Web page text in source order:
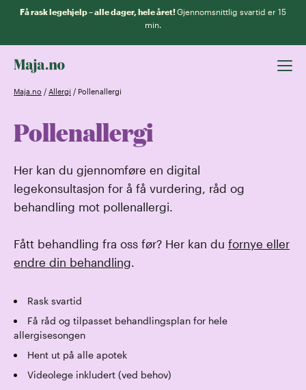
Få rask legehjelp – alle dager, hele året!Gjennomsnittlig svartid er 15
min.
Maja.no / Allergi / Pollenallergi
Pollenallergi
Her kan du gjennomføre en digital
legekonsultasjon for å få vurdering, råd og
behandling mot pollenallergi.
Fått behandling fra oss før? Her kan du fornye eller
endre din behandling.
Rask svartid
Få råd og tilpasset behandlingsplan for hele
allergisesongen
Hent ut på alle apotek
Videolege inkludert (ved behov)